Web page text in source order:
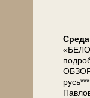
Сре­да